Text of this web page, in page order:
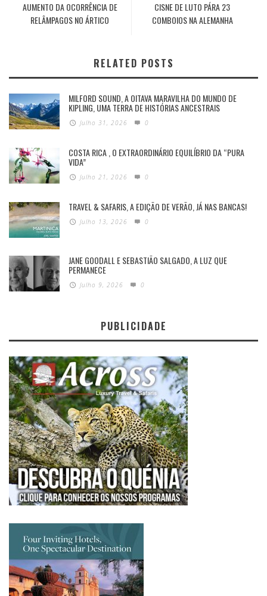
AUMENTO DA OCORRÊNCIA DE
RELÂMPAGOS NO ÁRTICO
CISNE DE LUTO PÁRA 23
COMBOIOS NA ALEMANHA
RELATED POSTS
MILFORD SOUND, A OITAVA MARAVILHA DO MUNDO DE
KIPLING, UMA TERRA DE HISTÓRIAS ANCESTRAIS
Julho 31, 2026 0
COSTA RICA , O EXTRAORDINÁRIO EQUILÍBRIO DA “PURA
VIDA”
Julho 21, 2026 0
TRAVEL & SAFARIS, A EDIÇÃO DE VERÃO, JÁ NAS BANCAS!
Julho 13, 2026 0
JANE GOODALL E SEBASTIÃO SALGADO, A LUZ QUE
PERMANECE
Julho 9, 2026 0
PUBLICIDADE